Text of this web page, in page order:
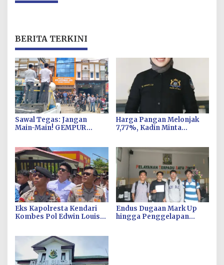
BERITA TERKINI
Sawal Tegas: Jangan
Main-Main! GEMPUR
Harga Pangan Melonjak
7,77%, Kadin Minta
di Kolaka
Eks Kapolresta Kendari
Kombes Pol Edwin Louis
Endus Dugaan Mark Up
hingga Penggelapan